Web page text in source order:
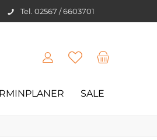
Tel. 02567 / 6603701
SALE